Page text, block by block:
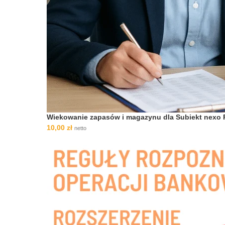
Wiekowanie zapasów i magazynu dla Subiekt nexo
10,00 zł netto